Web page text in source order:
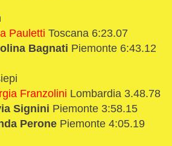
Pauletti Toscana 6:23.07
Bagnati Piemonte 6:43.12
Franzolini Lombardia 3.48.78
Signini Piemonte 3:58.15
Perone Piemonte 4:05.19